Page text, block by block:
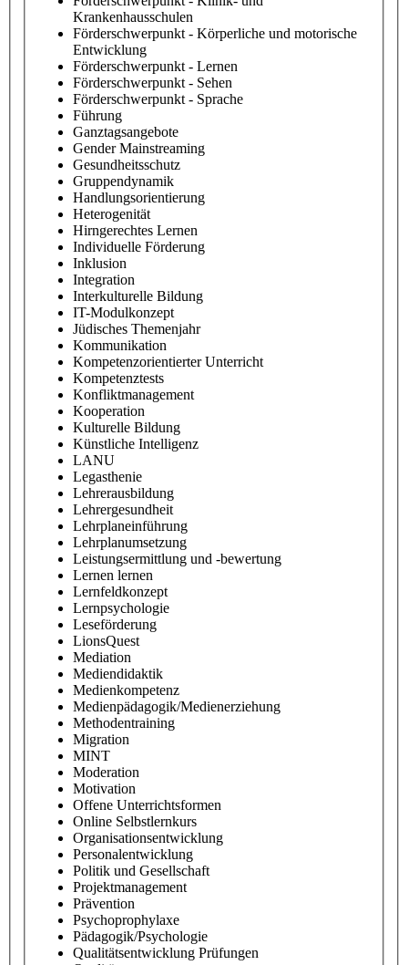
Krankenhausschulen
Förderschwerpunkt - Körperliche und motorische
Entwicklung
Förderschwerpunkt - Lernen
Förderschwerpunkt - Sehen
Förderschwerpunkt - Sprache
Führung
Ganztagsangebote
Gender Mainstreaming
Gesundheitsschutz
Gruppendynamik
Handlungsorientierung
Heterogenität
Hirngerechtes Lernen
Individuelle Förderung
Inklusion
Integration
Interkulturelle Bildung
IT-Modulkonzept
Jüdisches Themenjahr
Kommunikation
Kompetenzorientierter Unterricht
Kompetenztests
Konfliktmanagement
Kooperation
Kulturelle Bildung
Künstliche Intelligenz
LANU
Legasthenie
Lehrerausbildung
Lehrergesundheit
Lehrplaneinführung
Lehrplanumsetzung
Leistungsermittlung und -bewertung
Lernen lernen
Lernfeldkonzept
Lernpsychologie
Leseförderung
LionsQuest
Mediation
Mediendidaktik
Medienkompetenz
Medienpädagogik/Medienerziehung
Methodentraining
Migration
MINT
Moderation
Motivation
Offene Unterrichtsformen
Online Selbstlernkurs
Organisationsentwicklung
Personalentwicklung
Politik und Gesellschaft
Projektmanagement
Prävention
Psychoprophylaxe
Pädagogik/Psychologie
Qualitätsentwicklung Prüfungen